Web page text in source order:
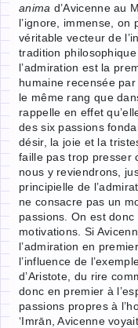
anima d’Avicenne au
l’ignore, immense, on
véritable vecteur de
tradition
l’admiration est la
humaine recensée
le même rang que
rappelle en effet
des six passions
désir, la joie et la
faille pas trop presser
nous y reviendrons,
principielle de
ne consacre pas un
passions. On est
motivations. Si
l’admiration en
l’influence de
d’Aristote, du rire
donc en premier à
passions propres à
‘Imrān, Avicenne